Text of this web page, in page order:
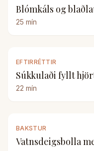
Blómkáls og
25 mín
EFTIRRÉTTIR
Súkkulaði fyllt
22 mín
BAKSTUR
Vatnsdeigsbolla